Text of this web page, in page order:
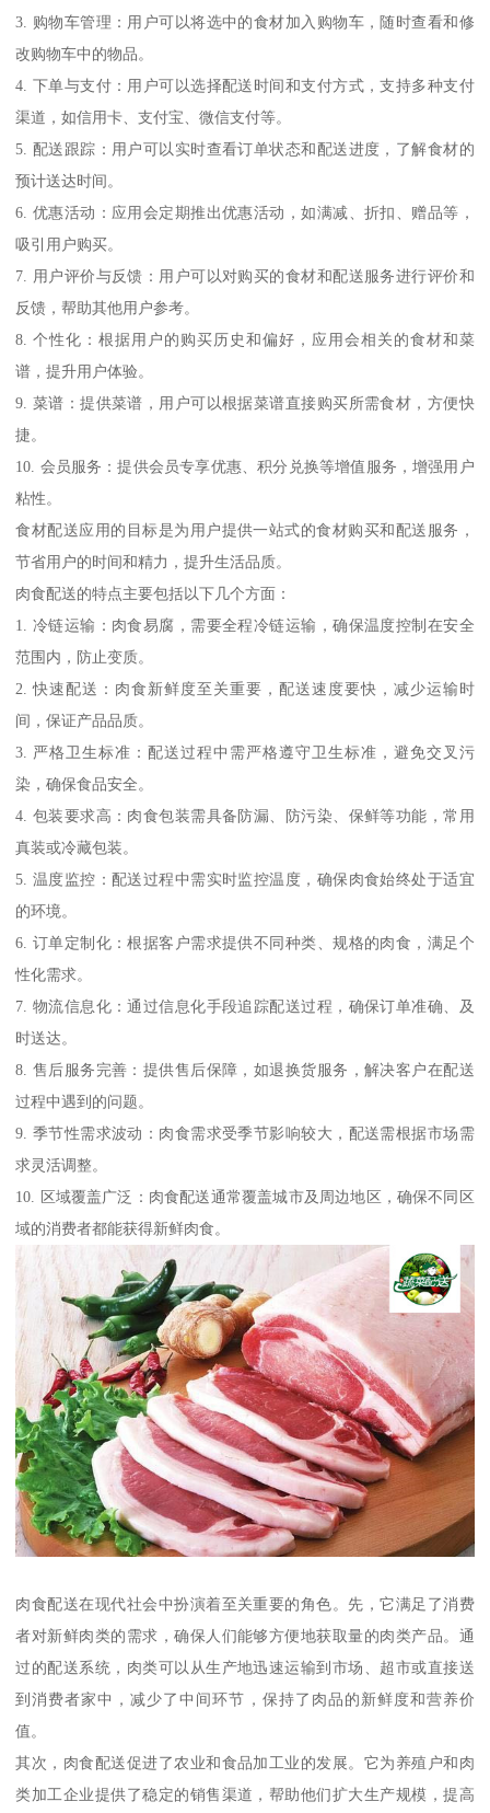
3. 购物车管理：用户可以将选中的食材加入购物车，随时查看和修
改购物车中的物品。
4. 下单与支付：用户可以选择配送时间和支付方式，支持多种支付
渠道，如信用卡、支付宝、微信支付等。
5. 配送跟踪：用户可以实时查看订单状态和配送进度，了解食材的
预计送达时间。
6. 优惠活动：应用会定期推出优惠活动，如满减、折扣、赠品等，
吸引用户购买。
7. 用户评价与反馈：用户可以对购买的食材和配送服务进行评价和
反馈，帮助其他用户参考。
8. 个性化：根据用户的购买历史和偏好，应用会相关的食材和菜
谱，提升用户体验。
9. 菜谱：提供菜谱，用户可以根据菜谱直接购买所需食材，方便快
捷。
10. 会员服务：提供会员专享优惠、积分兑换等增值服务，增强用户
粘性。
食材配送应用的目标是为用户提供一站式的食材购买和配送服务，
节省用户的时间和精力，提升生活品质。
肉食配送的特点主要包括以下几个方面：
1. 冷链运输：肉食易腐，需要全程冷链运输，确保温度控制在安全
范围内，防止变质。
2. 快速配送：肉食新鲜度至关重要，配送速度要快，减少运输时
间，保证产品品质。
3. 严格卫生标准：配送过程中需严格遵守卫生标准，避免交叉污
染，确保食品安全。
4. 包装要求高：肉食包装需具备防漏、防污染、保鲜等功能，常用
真装或冷藏包装。
5. 温度监控：配送过程中需实时监控温度，确保肉食始终处于适宜
的环境。
6. 订单定制化：根据客户需求提供不同种类、规格的肉食，满足个
性化需求。
7. 物流信息化：通过信息化手段追踪配送过程，确保订单准确、及
时送达。
8. 售后服务完善：提供售后保障，如退换货服务，解决客户在配送
过程中遇到的问题。
9. 季节性需求波动：肉食需求受季节影响较大，配送需根据市场需
求灵活调整。
10. 区域覆盖广泛：肉食配送通常覆盖城市及周边地区，确保不同区
域的消费者都能获得新鲜肉食。
肉食配送在现代社会中扮演着至关重要的角色。先，它满足了消费
者对新鲜肉类的需求，确保人们能够方便地获取量的肉类产品。通
过的配送系统，肉类可以从生产地迅速运输到市场、超市或直接送
到消费者家中，减少了中间环节，保持了肉品的新鲜度和营养价
值。
其次，肉食配送促进了农业和食品加工业的发展。它为养殖户和肉
类加工企业提供了稳定的销售渠道，帮助他们扩大生产规模，提高